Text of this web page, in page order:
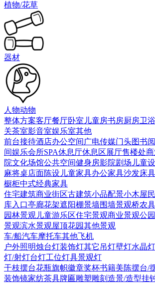
植物/花草
器材
人物动物
整体方案客厅餐厅卧室 儿童房书房厨房卫浴
关茶室影音室娱乐室其他
前台接待酒店办公空间 广电传媒门头图书
间娱乐会所SPA休息厅休息区展厅售楼处
院文化场馆公共空间健身房影院剧场 儿童
麻将桌店面陈设 儿童家具办公家具沙发床具
橱柜中式经典家具
住宅建筑商业街区古建筑小品配景小木屋
库入口亭廊花架遮阳棚景墙围墙景观桥农具
园林景观 儿童游乐区住宅景观商业景观公
景观滨水景观屋顶花园其他景观
车/船汽车摩托车其他飞机
户外照明烛台灯装饰灯其它 吊灯壁灯水晶灯
灯/射灯台灯工位灯具景观灯
干枝摆台花瓶旗帜徽章奖杯书籍美陈摆台/
装饰镜家纺茶具牌匾雕塑雕刻 造景/造型挂